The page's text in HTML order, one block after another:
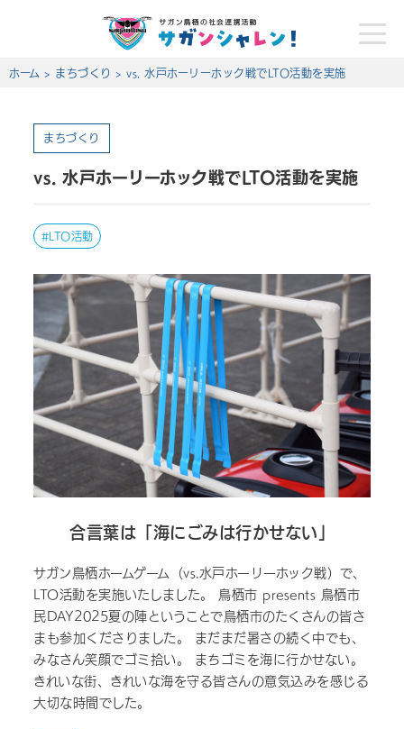
toggle
ホーム > まちづくり > vs. 水戸ホーリーホック戦でLTO活動を実施
まちづくり
vs. 水戸ホーリーホック戦でLTO活動を実施
LTO活動
合言葉は「海にごみは行かせない」
サガン鳥栖ホームゲーム（vs.水戸ホーリーホック戦）で、
LTO活動を実施いたしました。 鳥栖市 presents 鳥栖市
民DAY2025夏の陣ということで鳥栖市のたくさんの皆さ
まも参加くださりました。 まだまだ暑さの続く中でも、
みなさん笑顔でゴミ拾い。 まちゴミを海に行かせない。
きれいな街、きれいな海を守る皆さんの意気込みを感じる
大切な時間でした。